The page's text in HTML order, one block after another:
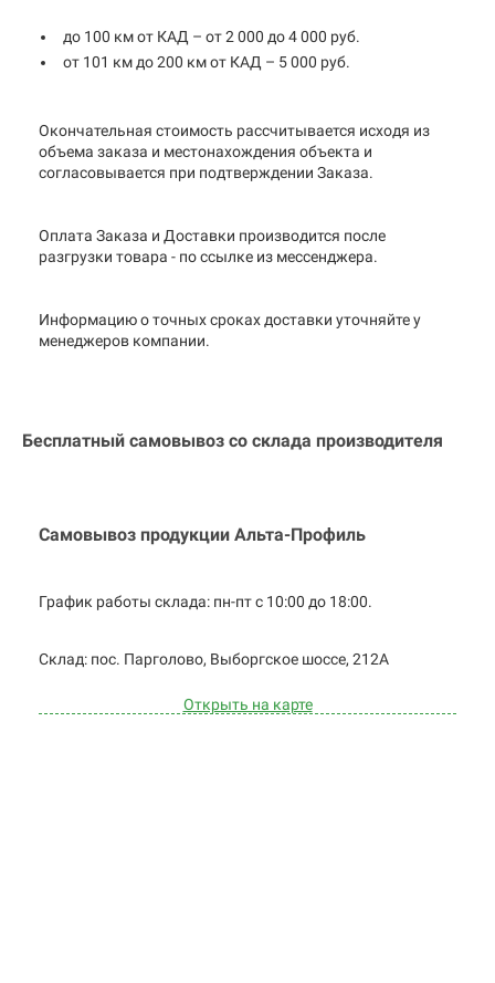
до 100 км от КАД – от 2 000 до 4 000 руб.
от 101 км до 200 км от КАД – 5 000 руб.
Окончательная стоимость рассчитывается исходя из
объема заказа и местонахождения объекта и
согласовывается при подтверждении Заказа.
Оплата Заказа и Доставки производится после
разгрузки товара - по ссылке из мессенджера.
Информацию о точных сроках доставки уточняйте у
менеджеров компании.
Бесплатный самовывоз со склада производителя
Самовывоз продукции Альта-Профиль
График работы склада: пн-пт с 10:00 до 18:00.
Cклад: пос. Парголово, Выборгское шоссе, 212А
Открыть на карте